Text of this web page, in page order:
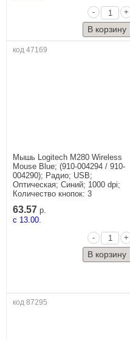
-
+
код 47169
Мышь Logitech M280 Wireless
Mouse Blue; (910-004294 / 910-
004290); Радио; USB;
Оптическая; Синий; 1000 dpi;
Количество кнопок: 3
63.57 р.
c 13.00.
-
+
код 87295